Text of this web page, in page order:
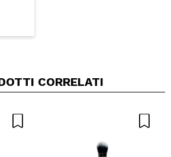
CORRELATI